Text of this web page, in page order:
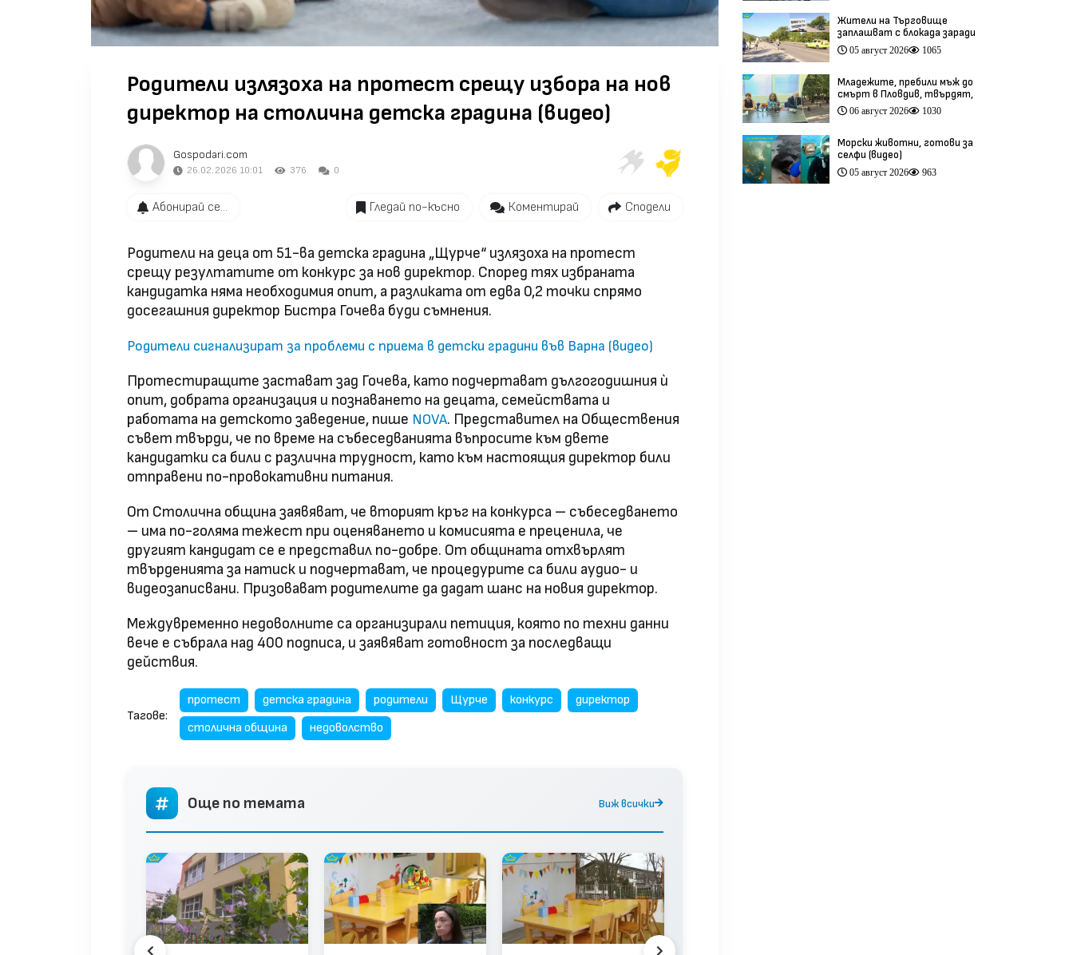
Родители излязоха на протест срещу избора на нов
директор на столична детска градина (видео)
Gospodari.com
26.02.2026 10:01 376 0
Абонирай се... Гледай по-късно Коментирай Сподели
Родители на деца от 51-ва детска градина „Щурче“ излязоха на протест
срещу резултатите от конкурс за нов директор. Според тях избраната
кандидатка няма необходимия опит, а разликата от едва 0,2 точки спрямо
досегашния директор Бистра Гочева буди съмнения.
Родители сигнализират за проблеми с приема в детски градини във Варна (видео)
Протестиращите застават зад Гочева, като подчертават дългогодишния ѝ
опит, добрата организация и познаването на децата, семействата и
работата на детското заведение, пише NOVA. Представител на Обществения
съвет твърди, че по време на събеседванията въпросите към двете
кандидатки са били с различна трудност, като към настоящия директор били
отправени по-провокативни питания.
От Столична община заявяват, че вторият кръг на конкурса – събеседването
– има по-голяма тежест при оценяването и комисията е преценила, че
другият кандидат се е представил по-добре. От общината отхвърлят
твърденията за натиск и подчертават, че процедурите са били аудио- и
видеозаписвани. Призовават родителите да дадат шанс на новия директор.
Междувременно недоволните са организирали петиция, която по техни данни
вече е събрала над 400 подписа, и заявяват готовност за последващи
действия.
Тагове:
протест детска градина родители Щурче конкурс
директор
столична община
недоволство
Още по темата Виж всички
Жители на Търговище
заплашват с блокада заради
опасен участък на пътя
София–Варна (видео)
05 август 2026 1065
Младежите, пребили мъж до
смърт в Пловдив, твърдят,
че са „ловци на педофили”
(видео)
06 август 2026 1030
Морски животни, готови за
селфи (видео)
05 август 2026 963